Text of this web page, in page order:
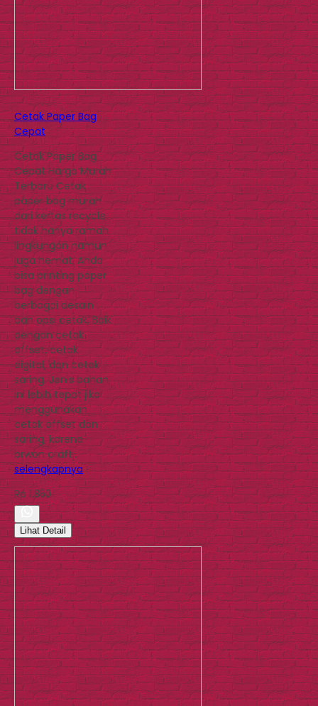
Cetak Paper Bag
Cepat
Cetak Paper Bag
Cepat Harga Murah
Terbaru Cetak
paper bag murah
dari kertas recycle
tidak hanya ramah
lingkungan namun
juga hemat. Anda
bisa printing paper
bag dengan
berbagai desain
dan opsi cetak. Baik
dengan cetak
offset, cetak
digital, dan cetak
saring. Jenis bahan
ini lebih tepat jika
menggunakan
cetak offset dan
saring, karena
brwon craft…
selengkapnya
Rp 1.850
Lihat Detail